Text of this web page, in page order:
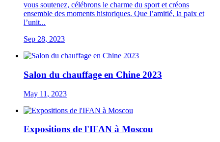
vous soutenez, célébrons le charme du sport et créons
ensemble des moments historiques. Que l’amitié, la paix et
l’unit...
Sep 28, 2023
Salon du chauffage en Chine 2023
May 11, 2023
Expositions de l'IFAN à Moscou